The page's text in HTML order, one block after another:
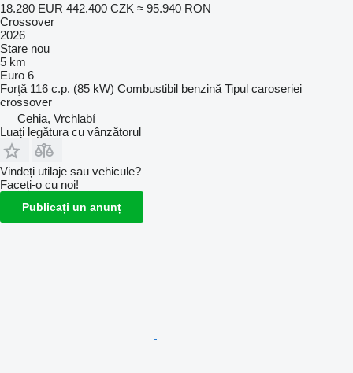
18.280 EUR 442.400 CZK ≈ 95.940 RON
Crossover
2026
Stare nou
5 km
Euro 6
Forţă 116 c.p. (85 kW) Combustibil benzină Tipul caroseriei
crossover
Cehia, Vrchlabí
Luați legătura cu vânzătorul
Vindeți utilaje sau vehicule?
Faceți-o cu noi!
Publicați un anunț